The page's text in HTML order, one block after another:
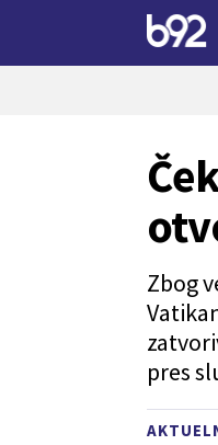
Zbog
pres